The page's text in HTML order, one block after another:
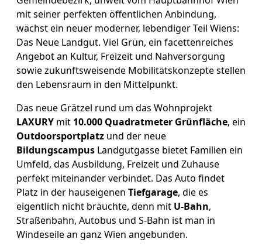
mit seiner perfekten öffentlichen Anbindung,
wächst ein neuer moderner, lebendiger Teil Wiens:
Das Neue Landgut. Viel Grün, ein facettenreiches
Angebot an Kultur, Freizeit und Nahversorgung
sowie zukunftsweisende Mobilitätskonzepte stellen
den Lebensraum in den Mittelpunkt.
Das neue Grätzel rund um das Wohnprojekt
LAXURY mit 10.000 Quadratmeter Grünfläche, ein
Outdoorsportplatz und der neue
Bildungscampus Landgutgasse bietet Familien ein
Umfeld, das Ausbildung, Freizeit und Zuhause
perfekt miteinander verbindet. Das Auto findet
Platz in der hauseigenen Tiefgarage, die es
eigentlich nicht bräuchte, denn mit U-Bahn,
Straßenbahn, Autobus und S-Bahn ist man in
Windeseile an ganz Wien angebunden.